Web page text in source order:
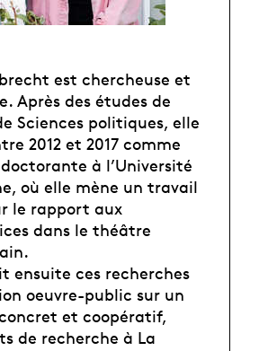
est chercheuse et
Après des études de
Sciences politiques, elle
2012 et 2017 comme
à l’Université
où elle mène un travail
le rapport aux
dans le théâtre
ensuite ces recherches
oeuvre-public sur un
et coopératif,
de recherche à La